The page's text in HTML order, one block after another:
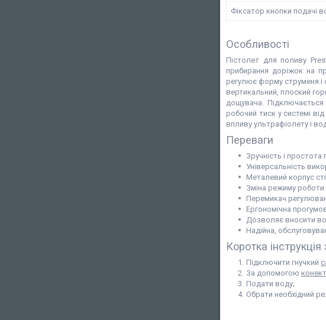
Фіксатор кнопки подачі
Особливості
Пістолет для поливу
прибирання доріжок на
регулює форму струменя і
вертикальний, плоский
дощувача.
робочий тиск у системі
впливу ультрафіолету і
Переваги
Зручність і простота
Універсальність
Металевий корпус
Зміна режиму
Перемикач
Ергономічна
Дозволяє вносити
Надійна,
Коротка
Підключити гнучкий
За допомогою
Подати воду;
Обрати необхідний